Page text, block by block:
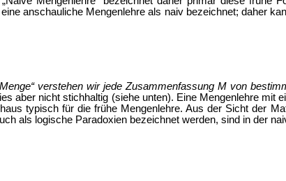
anschauliche Mengenlehre als naiv bezeichnet; daher
verstehen wir jede Zusammenfassung M von
aber nicht stichhaltig (siehe unten). Eine Mengenlehre mit
typisch für die frühe Mengenlehre. Aus der Sicht der
als logische Paradoxien bezeichnet werden, sind in der